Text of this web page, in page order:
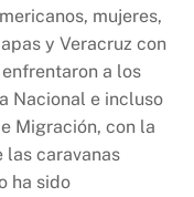
mujeres,
y Veracruz con
a los
Nacional e incluso
Migración, con la
las caravanas
ha sido